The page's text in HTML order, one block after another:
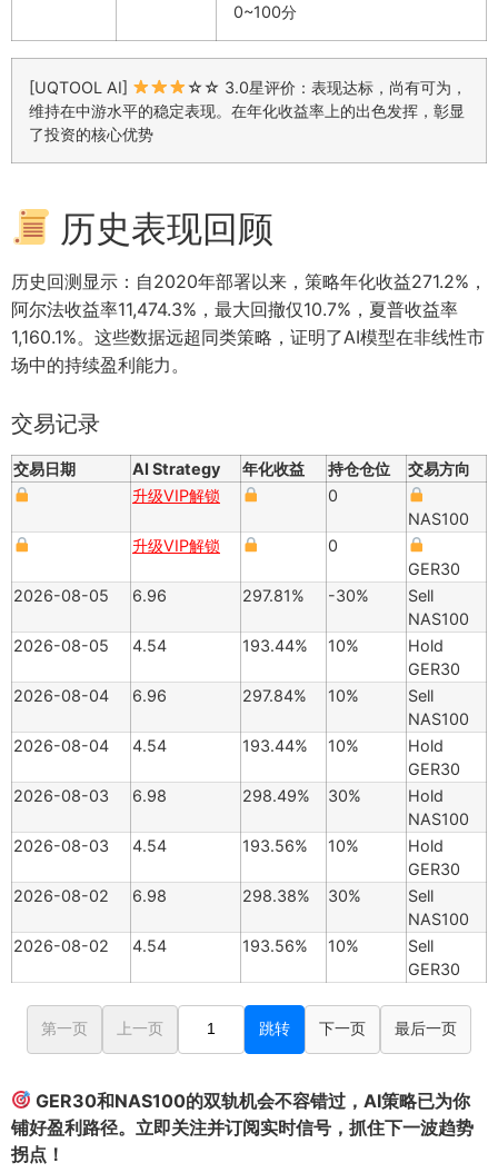
0~100分
[UQTOOL AI]
☆☆ 3.0星评价：表现达标，尚有可为，
维持在中游水平的稳定表现。在年化收益率上的出色发挥，彰显
了投资的核心优势
历史表现回顾
历史回测显示：自2020年部署以来，策略年化收益271.2%，
阿尔法收益率11,474.3%，最大回撤仅10.7%，夏普收益率
1,160.1%。这些数据远超同类策略，证明了AI模型在非线性市
场中的持续盈利能力。
交易记录
交易日期 AI Strategy 年化收益 持仓仓位
交易方向
升级VIP解锁
0
NAS100
升级VIP解锁
0
GER30
2026-08-05
6.96 297.81% -30%
Sell
NAS100
2026-08-05
4.54 193.44% 10%
Hold
GER30
2026-08-04
6.96 297.84% 10%
Sell
NAS100
2026-08-04
4.54 193.44% 10%
Hold
GER30
2026-08-03
6.98 298.49% 30%
Hold
NAS100
2026-08-03
4.54 193.56% 10%
Hold
GER30
2026-08-02
6.98 298.38% 30%
Sell
NAS100
2026-08-02
4.54 193.56% 10%
Sell
GER30
第一页 上一页 跳转 下一页 最后一页
GER30和NAS100的双轨机会不容错过，AI策略已为你
铺好盈利路径。立即关注并订阅实时信号，抓住下一波趋势
拐点！